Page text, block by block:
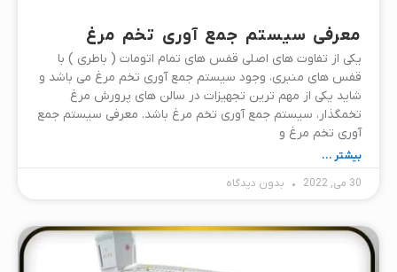
معرفی سیستم جمع آوری تخم مرغ
یکی از تفاوت های اصلی قفس های تمام اتومات ( باطری ) با
قفس های منبری، وجود سیستم جمع آوری تخم مرغ می باشد و
شاید یکی از مهم ترین تجهیزات در سالن های پرورش مرغ
تخمگذار، سیستم جمع آوری تخم مرغ باشد. معرفی سیستم جمع
آوری تخم مرغ و
بیشتر ...
30 می, 2022
بدون دیدگاه